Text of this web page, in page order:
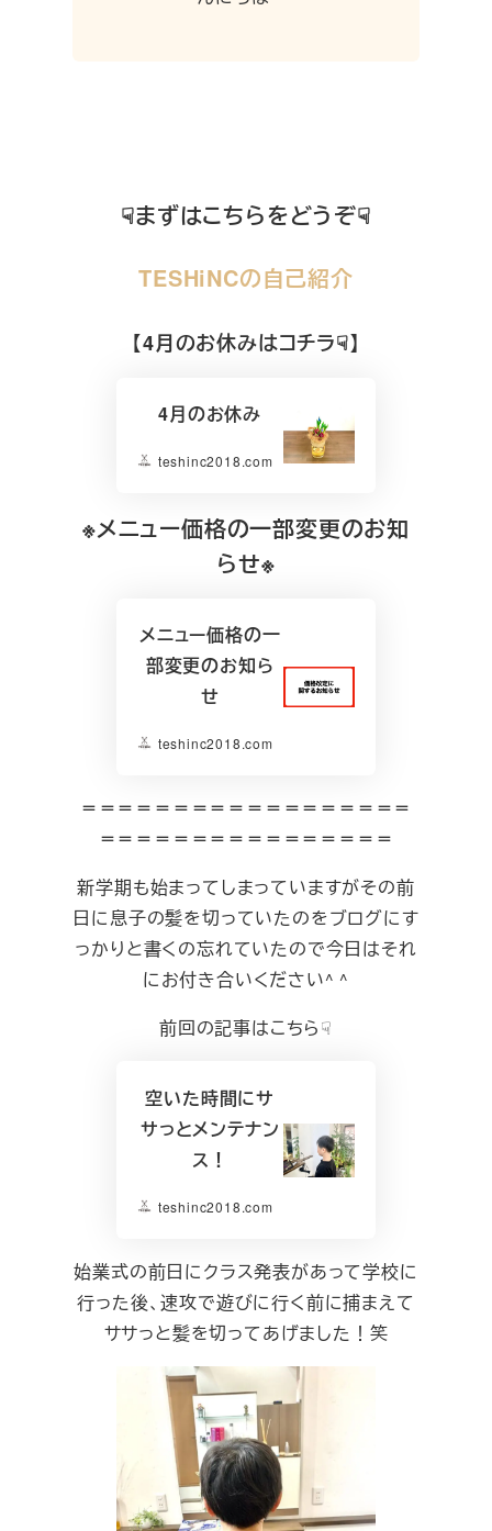
☟まずはこちらをどうぞ☟
TESHiNCの自己紹介
【4月のお休みはコチラ☟】
4月のお休み
teshinc2018.com
※メニュー価格の一部変更のお知
らせ※
メニュー価格の一
部変更のお知ら
せ
teshinc2018.com
＝＝＝＝＝＝＝＝＝＝＝＝＝＝＝＝＝＝
＝＝＝＝＝＝＝＝＝＝＝＝＝＝＝＝
新学期も始まってしまっていますがその前
日に息子の髪を切っていたのをブログにす
っかりと書くの忘れていたので今日はそれ
にお付き合いください^ ^
前回の記事はこちら☟
空いた時間にサ
サっとメンテナン
ス！
teshinc2018.com
始業式の前日にクラス発表があって学校に
行った後、速攻で遊びに行く前に捕まえて
ササっと髪を切ってあげました！笑